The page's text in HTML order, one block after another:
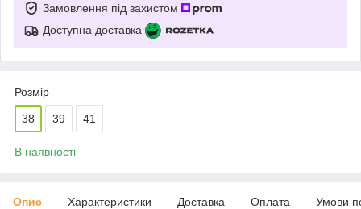
Замовлення під захистом
Доступна доставка
Розмір
38 39 41
В наявності
Опис Характеристики Доставка Оплата Умови